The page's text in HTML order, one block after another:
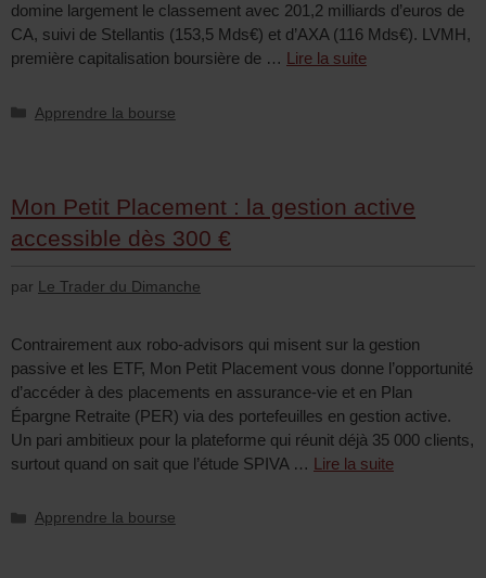
domine largement le classement avec 201,2 milliards d’euros de
CA, suivi de Stellantis (153,5 Mds€) et d’AXA (116 Mds€). LVMH,
première capitalisation boursière de … Lire la suite
Apprendre la bourse
Mon Petit Placement : la gestion active
accessible dès 300 €
par Le Trader du Dimanche
Contrairement aux robo-advisors qui misent sur la gestion
passive et les ETF, Mon Petit Placement vous donne l’opportunité
d’accéder à des placements en assurance-vie et en Plan
Épargne Retraite (PER) via des portefeuilles en gestion active.
Un pari ambitieux pour la plateforme qui réunit déjà 35 000 clients,
surtout quand on sait que l’étude SPIVA … Lire la suite
Apprendre la bourse